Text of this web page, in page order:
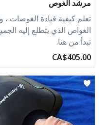
مرشد الغوص
تعلم كيفية قيادة الغوصات
الغواص الذي يتطلع إليه
تبدأ من هنا.
CA$405.00